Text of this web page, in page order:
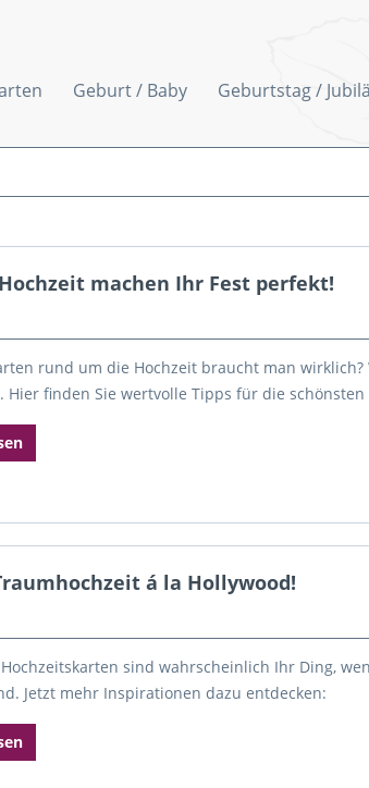
Geburt / Baby Geburtstag /
machen Ihr Fest perfekt!
rund um die Hochzeit braucht man
Hier finden Sie wertvolle Tipps für die schönsten
á la Hollywood!
sind wahrscheinlich Ihr Ding,
Jetzt mehr Inspirationen dazu entdecken: